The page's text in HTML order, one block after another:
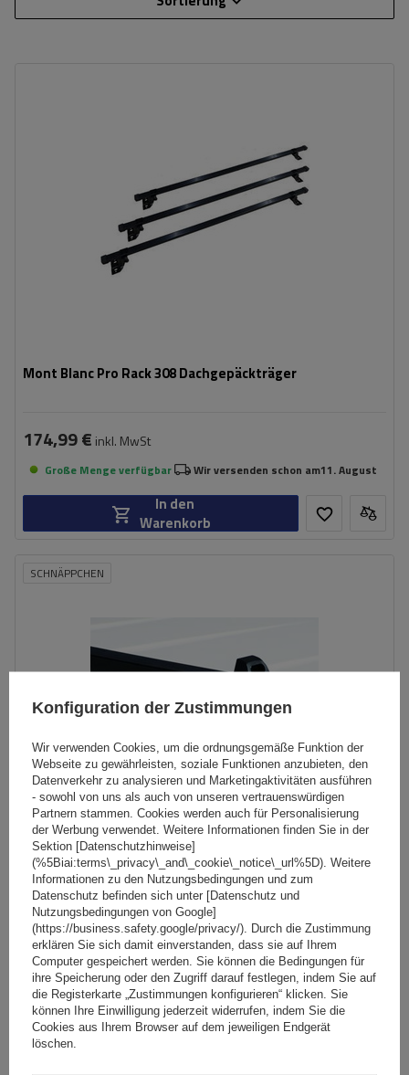
Mont Blanc Pro Rack 308 Dachgepäckträger
174,99 € inkl. MwSt
Große Menge verfügbar Wir versenden schon am11. August
In den
Warenkorb
SCHNÄPPCHEN
G3 Atlantic 63.031 Dachträger für Lieferwagen - 1 Träger
67,99 €inkl. MwSt
Niedrigster Preis in 30 Tagen vor Rabatt:61,19 € +11%
Normaler Preis:99,00 €inkl. MwSt -31%
Große Menge verfügbar
Wir versenden schon am11. August
In den
Konfiguration der Zustimmungen
Wir verwenden Cookies, um die ordnungsgemäße Funktion der
Webseite zu gewährleisten, soziale Funktionen anzubieten, den
Datenverkehr zu analysieren und Marketingaktivitäten ausführen
- sowohl von uns als auch von unseren vertrauenswürdigen
Partnern stammen. Cookies werden auch für Personalisierung
der Werbung verwendet. Weitere Informationen finden Sie in der
Sektion [Datenschutzhinweise]
(%5Biai:terms\_privacy\_and\_cookie\_notice\_url%5D). Weitere
Informationen zu den Nutzungsbedingungen und zum
Datenschutz befinden sich unter [Datenschutz und
Nutzungsbedingungen von Google]
(https://business.safety.google/privacy/). Durch die Zustimmung
erklären Sie sich damit einverstanden, dass sie auf Ihrem
Computer gespeichert werden. Sie können die Bedingungen für
ihre Speicherung oder den Zugriff darauf festlegen, indem Sie auf
die Registerkarte „Zustimmungen konfigurieren“ klicken. Sie
können Ihre Einwilligung jederzeit widerrufen, indem Sie die
Cookies aus Ihrem Browser auf dem jeweiligen Endgerät
löschen.